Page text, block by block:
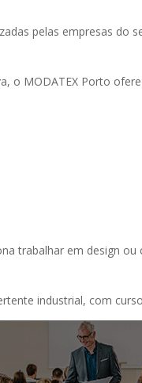
pelas empresas do
o MODATEX Porto
trabalhar em design ou
industrial, com